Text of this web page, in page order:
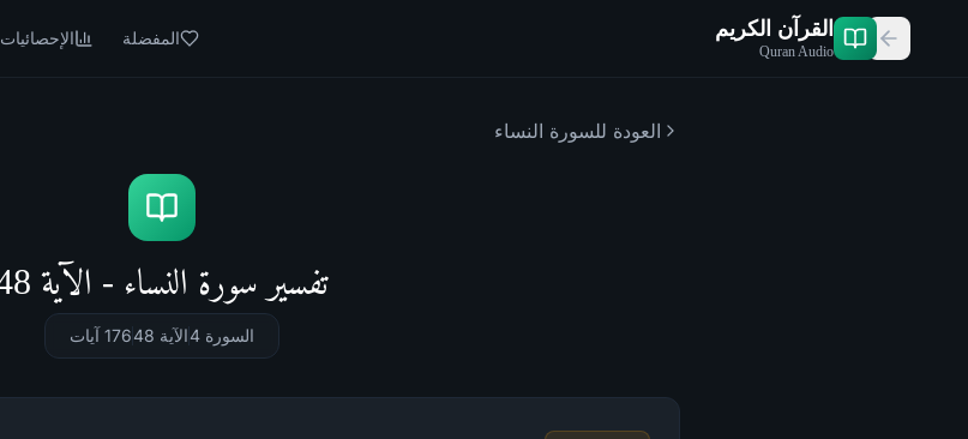
القرآن الكريم
Quran Audio
المفضلة الإحصائيات
العودة للسورة النساء
تفسير سورة النساء - الآية 48
السورة 4 الآية 48 176 آيات